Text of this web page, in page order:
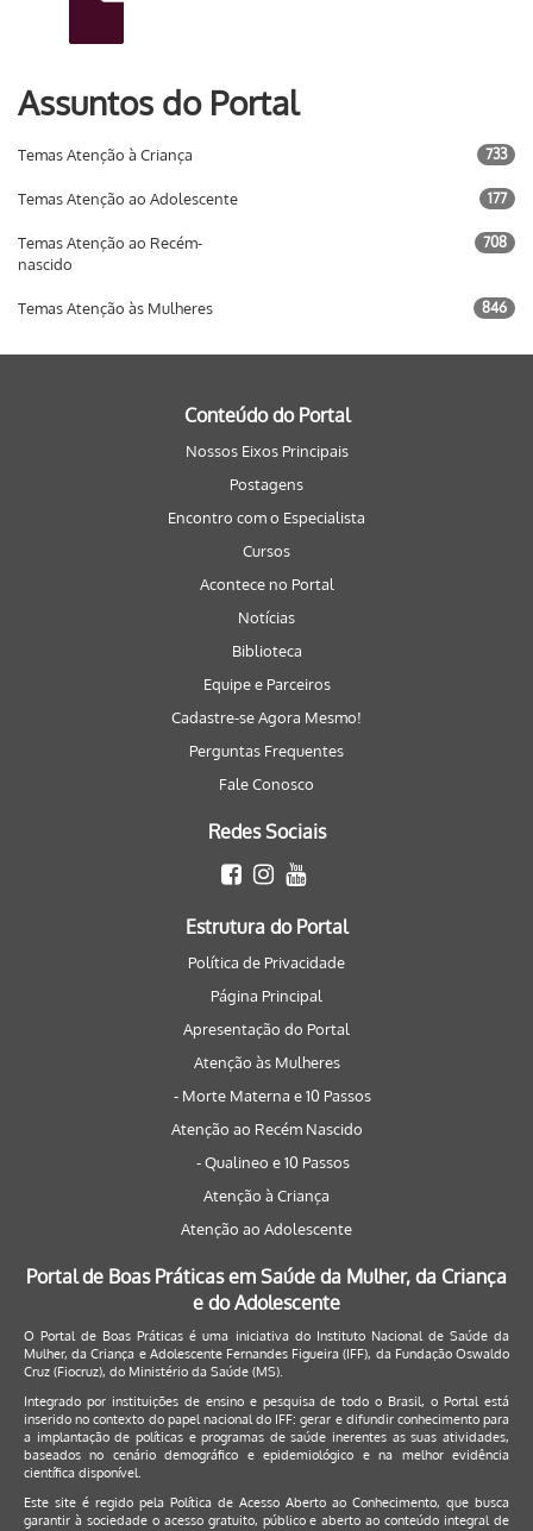
Assuntos do Portal
Temas Atenção à Criança 733
Temas Atenção ao Adolescente 177
Temas Atenção ao Recém-
nascido
708
Temas Atenção às Mulheres 846
Conteúdo do Portal
Nossos Eixos Principais
Postagens
Encontro com o Especialista
Cursos
Acontece no Portal
Notícias
Biblioteca
Equipe e Parceiros
Cadastre-se Agora Mesmo!
Perguntas Frequentes
Fale Conosco
Redes Sociais
Estrutura do Portal
Política de Privacidade
Página Principal
Apresentação do Portal
Atenção às Mulheres
- Morte Materna e 10 Passos
Atenção ao Recém Nascido
- Qualineo e 10 Passos
Atenção à Criança
Atenção ao Adolescente
Portal de Boas Práticas em Saúde da Mulher, da Criança
e do Adolescente
O Portal de Boas Práticas é uma iniciativa do Instituto Nacional de Saúde da
Mulher, da Criança e Adolescente Fernandes Figueira (IFF), da Fundação Oswaldo
Cruz (Fiocruz), do Ministério da Saúde (MS).
Integrado por instituições de ensino e pesquisa de todo o Brasil, o Portal está
inserido no contexto do papel nacional do IFF: gerar e difundir conhecimento para
a implantação de políticas e programas de saúde inerentes as suas atividades,
baseados no cenário demográfico e epidemiológico e na melhor evidência
científica disponível.
Este site é regido pela Política de Acesso Aberto ao Conhecimento, que busca
garantir à sociedade o acesso gratuito, público e aberto ao conteúdo integral de